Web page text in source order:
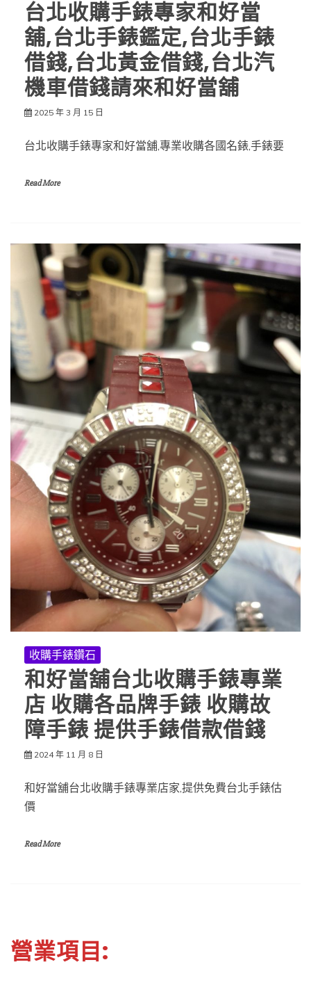
台北收購手錶專家和好當
舖,台北手錶鑑定,台北手錶
借錢,台北黃金借錢,台北汽
機車借錢請來和好當舖
2025 年 3 月 15 日
台北收購手錶專家和好當舖,專業收購各國名錶,手錶要
Read More
收購手錶鑽石
和好當舖台北收購手錶專業
店 收購各品牌手錶 收購故
障手錶 提供手錶借款借錢
2024 年 11 月 8 日
和好當舖台北收購手錶專業店家,提供免費台北手錶估
價
Read More
營業項目: